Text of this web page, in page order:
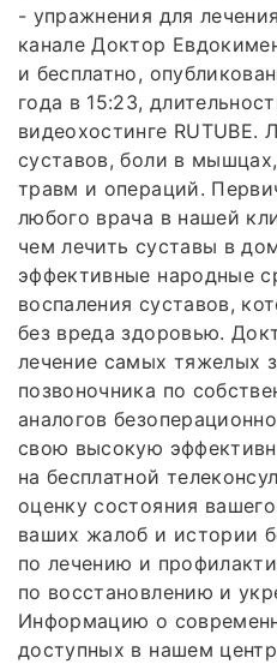
- упражнения для
канале Доктор
и бесплатно,
года в 15:23,
видеохостинге RUTUBE.
суставов, боли в
травм и операций.
любого врача в нашей
чем лечить суставы в
эффективные народные
воспаления суставов,
без вреда здоровью.
лечение самых тяжелых
позвоночника по
аналогов
свою высокую
на бесплатной
оценку состояния
ваших жалоб и истории
по лечению и
по восстановлению и
Информацию о
доступных в нашем